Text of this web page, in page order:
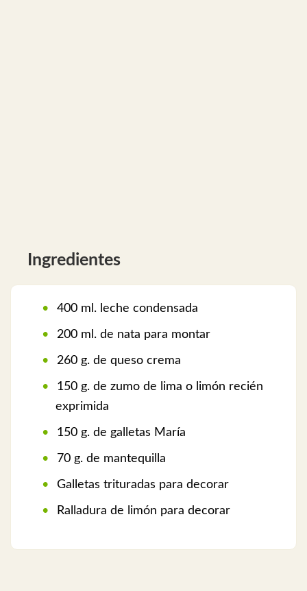
Ingredientes
400 ml. leche condensada
200 ml. de nata para montar
260 g. de queso crema
150 g. de zumo de lima o limón recién
exprimida
150 g. de galletas María
70 g. de mantequilla
Galletas trituradas para decorar
Ralladura de limón para decorar